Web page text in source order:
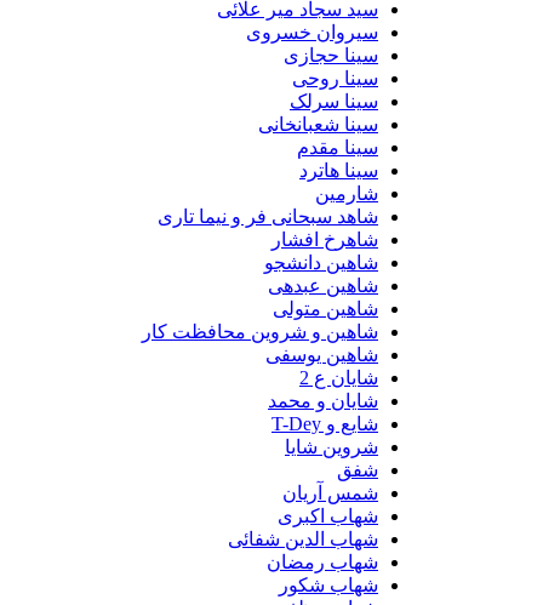
سید سجاد میر علائی
سیروان خسروی
سینا حجازی
سینا روحی
سینا سرلک
سینا شعبانخانی
سینا مقدم
سینا هاترد
شارمین
شاهد سبحانی فر و نیما تاری
شاهرخ افشار
شاهین دانشجو
شاهین عبدهی
شاهین متولی
شاهین و شروین محافظت کار
شاهین یوسفی
شایان ع 2
شایان و محمد
شایع و T-Dey
شروین شایا
شفق
شمس آریان
شهاب اکبری
شهاب الدین شفائی
شهاب رمضان
شهاب شکور